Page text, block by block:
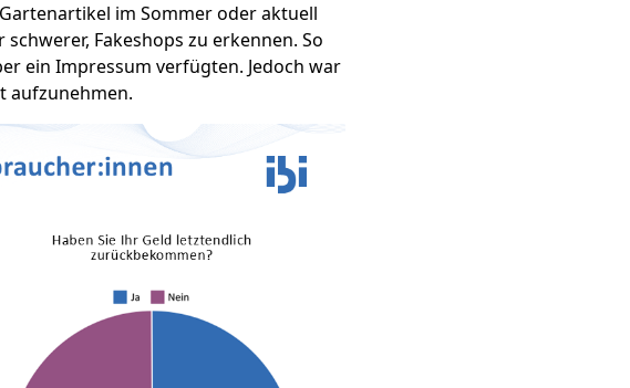
im Sommer oder aktuell
Fakeshops zu erkennen. So
ein Impressum verfügten. Jedoch war
aufzunehmen.